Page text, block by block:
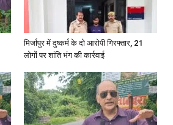
Hindi
News
मिर्जापुर में दुष्कर्म के दो आरोपी गिरफ्तार, 21
लोगों पर शांति भंग की कार्रवाई